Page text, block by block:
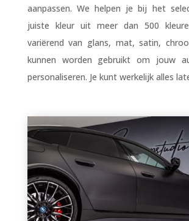
aanpassen. We helpen je bij het
juiste kleur uit meer dan 500
variërend van glans, mat, satin,
kunnen worden gebruikt om jouw
personaliseren. Je kunt werkelijk alles